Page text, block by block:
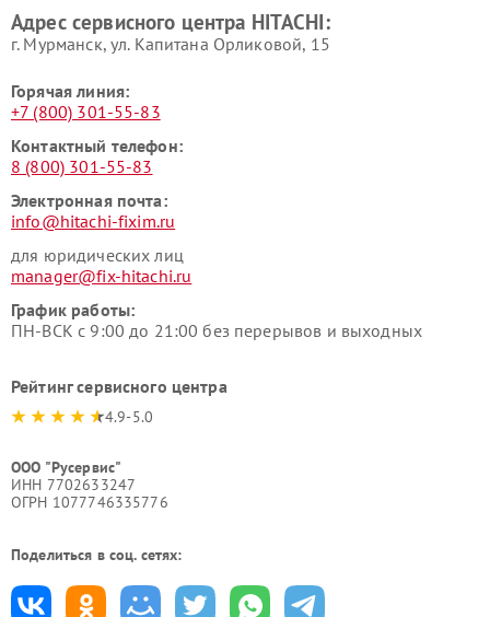
HITACHI
HITACHI
Адрес сервисного центра HITACHI:
г. Мурманск, ул. Капитана Орликовой, 15
Горячая линия:
+7 (800) 301-55-83
Контактный телефон:
8 (800) 301-55-83
Электронная почта:
info@hitachi-fixim.ru
для юридических лиц
manager@fix-hitachi.ru
График работы:
ПН-ВСК с 9:00 до 21:00 без перерывов и выходных
Рейтинг сервисного центра
4.9-5.0
ООО "Русервис"
ИНН 7702633247
ОГРН 1077746335776
Поделиться в соц. сетях: